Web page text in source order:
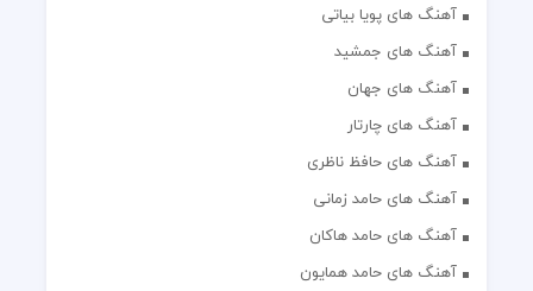
آهنگ های پویا بیاتی
آهنگ های جمشید
آهنگ های جهان
آهنگ های چارتار
آهنگ های حافظ ناظری
آهنگ های حامد زمانی
آهنگ های حامد هاکان
آهنگ های حامد همایون